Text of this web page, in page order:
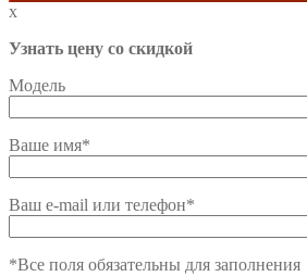
x
Узнать цену со скидкой
Модель
Ваше имя*
Ваш e-mail или телефон*
*Все поля обязательны для заполнения